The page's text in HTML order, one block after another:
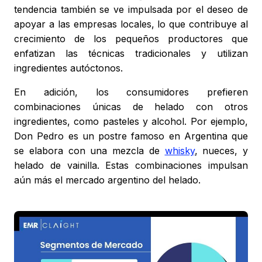
tendencia también se ve impulsada por el deseo de
apoyar a las empresas locales, lo que contribuye al
crecimiento de los pequeños productores que
enfatizan las técnicas tradicionales y utilizan
ingredientes autóctonos.
En adición, los consumidores prefieren
combinaciones únicas de helado con otros
ingredientes, como pasteles y alcohol. Por ejemplo,
Don Pedro es un postre famoso en Argentina que
se elabora con una mezcla de whisky, nueces, y
helado de vainilla. Estas combinaciones impulsan
aún más el mercado argentino del helado.